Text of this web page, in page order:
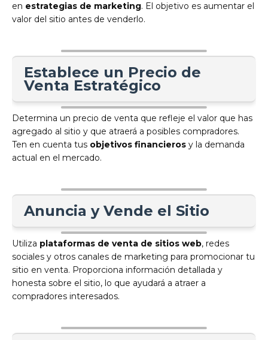
en estrategias de marketing. El objetivo es aumentar el
valor del sitio antes de venderlo.
Establece un Precio de
Venta Estratégico
Determina un precio de venta que refleje el valor que has
agregado al sitio y que atraerá a posibles compradores.
Ten en cuenta tus objetivos financieros y la demanda
actual en el mercado.
Anuncia y Vende el Sitio
Utiliza plataformas de venta de sitios web, redes
sociales y otros canales de marketing para promocionar tu
sitio en venta. Proporciona información detallada y
honesta sobre el sitio, lo que ayudará a atraer a
compradores interesados.